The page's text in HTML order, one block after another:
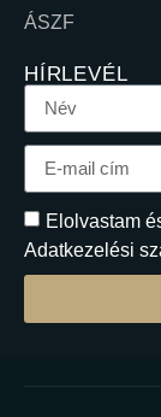
ÁSZF
HÍRLEVÉL
Elolvastam
Adatkezelési